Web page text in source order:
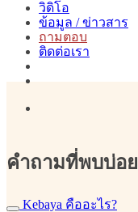
วิดิโอ
ข้อมูล / ข่าวสาร
ถามตอบ
ติดต่อเรา
คำถามที่พบบ่อย
Kebaya คืออะไร?